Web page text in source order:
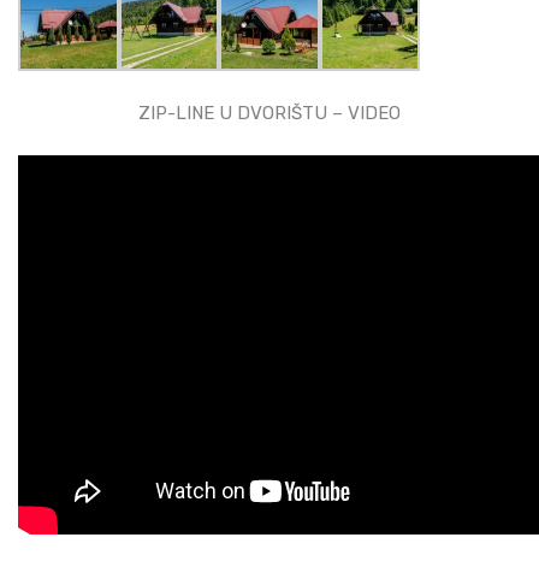
ZIP-LINE U DVORIŠTU – VIDEO